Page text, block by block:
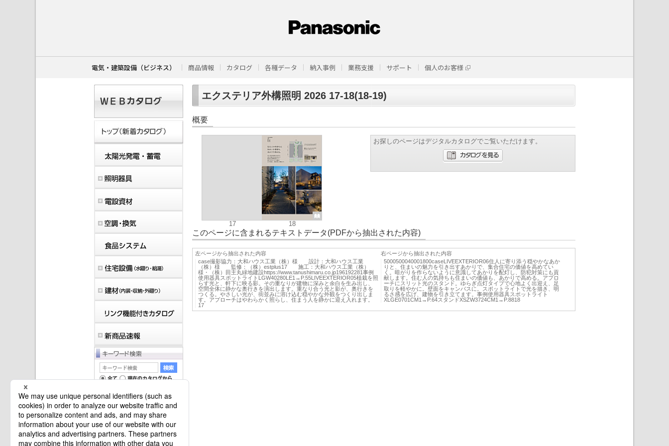
電気・建築設備（ビジネス） 商品情報 カタログ 各種データ 納入事例 業務支援 サポート 個人のお客様
エクステリア外構照明 2026 17-18(18-19)
概要
17 18
お探しのページはデジタルカタログでご覧いただけます。
このページに含まれるテキストデータ(PDFから抽出された内容)
左ページから抽出された内容
case撮影協力：大和ハウス工業（株）様 設計：大和ハウス工業
（株）様 監修：（株）estplus17 施工：大和ハウス工業（株）
様・（株）田主丸緑地建設https://www.tanushimaru.co.jp196192281事例
使用器具スポットライトLGW40280LE1→P.55LIVEEXTERIOR05植栽を照
らす光と、軒下に映る影。その重なりが建物に深みと余白を生み出し、
空間全体に静かな奥行きを演出します。重なり合う光と影が、奥行きを
つくる。やさしい光が、街並みに溶け込む穏やかな外観をつくり出しま
す。アプローチはやわらかく照らし、住まう人を静かに迎え入れます。
17
右ページから抽出された内容
5000500040001800caseLIVEEXTERIOR06住人に寄り添う穏やかなあか
りと、住まいの魅力を引き出すあかりで、集合住宅の価値を高めてい
く。暗がりを作らないように意識してあかりを配灯し、防犯対策にも貢
献します。住む人の気持ちも住まいの価値も、あかりで高める。アプロ
ーチにスリット光のスタンド。ゆらぎ点灯タイプで心地よく出迎え、足
取りを軽やかに。壁面をキャンバスに。スポットライトで光を描き、明
るさ感を広げ、建物を引き立てます。事例使用器具スポットライト
XLGE0701CM1→P.64スタンドXSZW3724CM1→P.8818
マイバインダーは空です。